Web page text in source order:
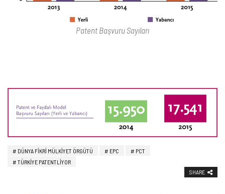
Patent Başvuru Sayıları
DÜNYA FIKRI MÜLKIYET ÖRGÜTÜ EPC
PCT
TÜRKIYE PATENTLIYOR
SHARE